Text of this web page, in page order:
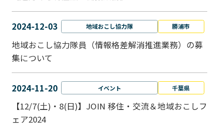
2024-12-03 地域おこし協力隊 勝浦市
地域おこし協力隊員（情報格差解消推進業務）の募
集について
2024-11-20 イベント 千葉県
【12/7(土)・8(日)】JOIN 移住・交流＆地域おこしフ
ェア2024